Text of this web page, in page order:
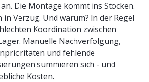
Die Montage kommt ins Stocken.
Verzug. Und warum? In der Regel
Koordination zwischen
Manuelle Nachverfolgung,
und fehlende
summieren sich - und
Kosten.